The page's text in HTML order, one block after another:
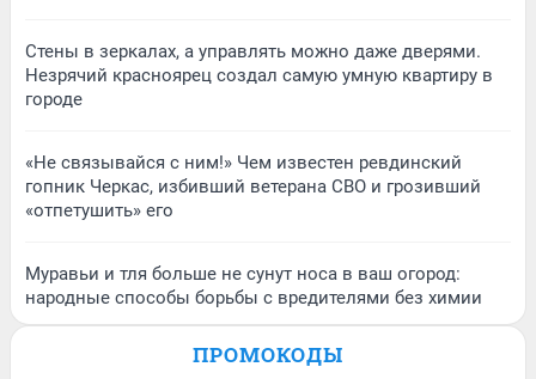
Стены в зеркалах, а управлять можно даже дверями.
Незрячий красноярец создал самую умную квартиру в
городе
«Не связывайся с ним!» Чем известен ревдинский
гопник Черкас, избивший ветерана СВО и грозивший
«отпетушить» его
Муравьи и тля больше не сунут носа в ваш огород:
народные способы борьбы с вредителями без химии
ПРОМОКОДЫ